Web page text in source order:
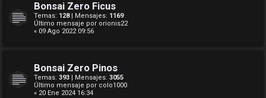
Bonsai Zero Ficus
Temas: 128| Mensajes: 1169
Último mensaje por orionis22
« 09 Ago 2022 09:56
Bonsai Zero Pinos
Temas: 393 | Mensajes: 3055
Último mensaje por colo1000
« 20 Ene 2024 16:34